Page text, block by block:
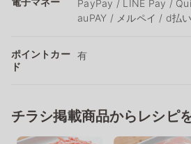
PayPay / LINE Pay /
auPAY / メルペイ / d払い
ポイントカー
ド
有
チラシ掲載商品からレシピ